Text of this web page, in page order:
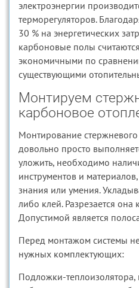
электроэнергии
терморегуляторов.
30 % на энергетических
карбоновые полы
экономичными по
существующими
Монтируем
карбоновое
Монтирование
довольно просто
уложить, необходимо
инструментов и
знания или умения.
либо клей. Разрезается
Допустимой является
Перед монтажом системы
нужных комплектующих:
Подложки-